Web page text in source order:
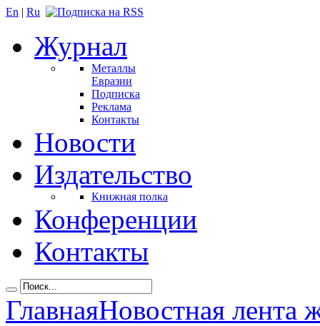
En | Ru
Журнал
Металлы
Евразии
Подписка
Реклама
Контакты
Новости
Издательство
Книжная полка
Конференции
Контакты
ГлавнаяНовостная лента